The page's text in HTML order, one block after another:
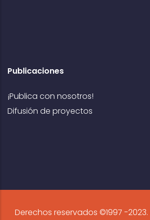
Publicaciones
¡Publica con nosotros!
Difusión de proyectos
Derechos reservados ©1997 -